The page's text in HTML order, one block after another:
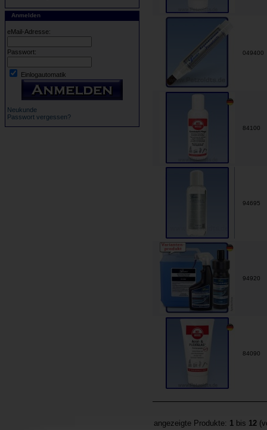
Anmelden
eMail-Adresse:
Passwort:
Einlogautomatik
Neukunde
Passwort vergessen?
049400
84100
94695
94920
84090
angezeigte Produkte: 1 bis 12